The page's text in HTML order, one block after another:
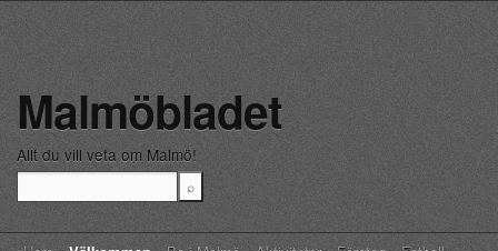
Malmöbladet
Allt du vill veta om Malmö!